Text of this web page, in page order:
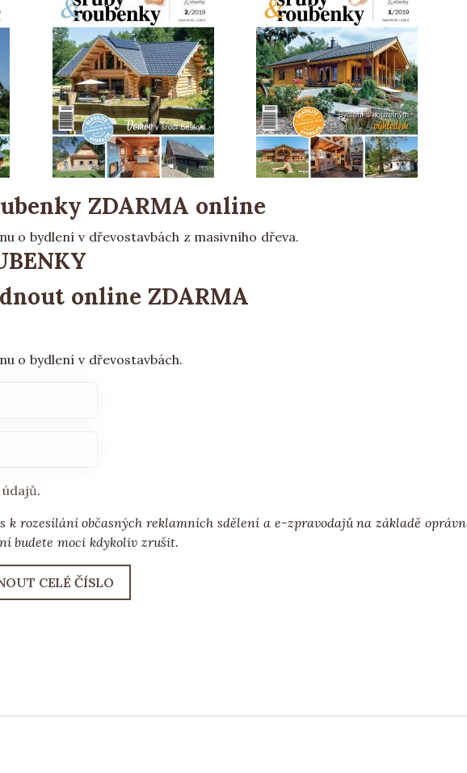
ZDARMA online
o bydlení v dřevostavbách z masivního dřeva.
online ZDARMA
o bydlení v dřevostavbách.
.
rozesílání občasných reklamních sdělení a e-zpravodajů na základě
budete moci kdykoliv zrušit.
CELÉ ČÍSLO